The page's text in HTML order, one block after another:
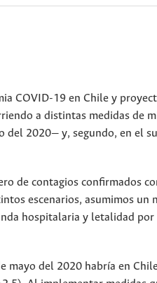
COVID-19 en Chile y
a distintas medidas de
del 2020— y, segundo, en el
de contagios confirmados
escenarios, asumimos
hospitalaria y letalidad
mayo del 2020 habría en